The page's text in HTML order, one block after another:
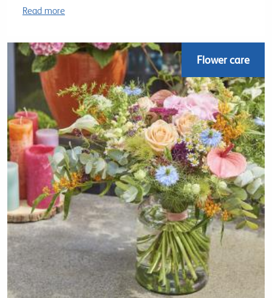
Read more
Flower care